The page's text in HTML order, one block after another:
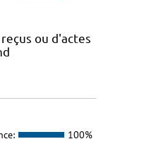
ou d'actes
100%